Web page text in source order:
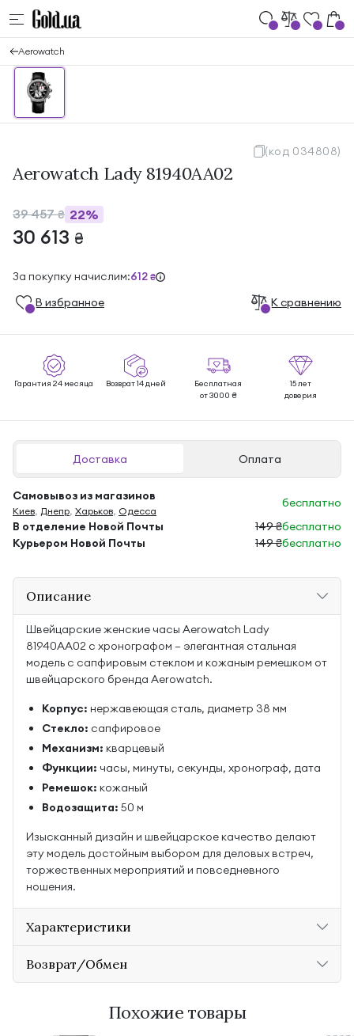
Aerowatch
(код 034808)
Aerowatch Lady 81940AA02
39 457₴ 22%
30 613 ₴
За покупку начислим:612 ₴
В избранноe К сравнению
Гарантия 24 месяца Возврат 14 дней
Бесплатная
от 3000 ₴
15 лет
доверия
Доставка Оплата
Самовывоз из магазинов
Киев, Днепр, Харьков, Одесса
бесплатно
В отделение Новой Почты
149 ₴бесплатно
Курьером Новой Почты
149 ₴бесплатно
Описание
Швейцарские женские часы Aerowatch Lady
81940AA02 с хронографом — элегантная стальная
модель с сапфировым стеклом и кожаным ремешком от
швейцарского бренда Aerowatch.
Корпус: нержавеющая сталь, диаметр 38 мм
Стекло: сапфировое
Механизм: кварцевый
Функции: часы, минуты, секунды, хронограф, дата
Ремешок: кожаный
Водозащита: 50 м
Изысканный дизайн и швейцарское качество делают
эту модель достойным выбором для деловых встреч,
торжественных мероприятий и повседневного
ношения.
Характеристики
Возврат/Обмен
Похожие товары